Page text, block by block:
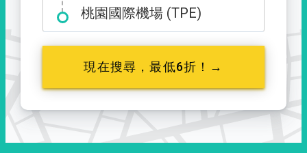
桃園國際機場 (TPE)
現在搜尋，最低6折！→